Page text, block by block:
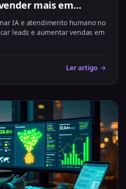
mais em
IA e atendimento humano no
leads e aumentar vendas em
Ler artigo →